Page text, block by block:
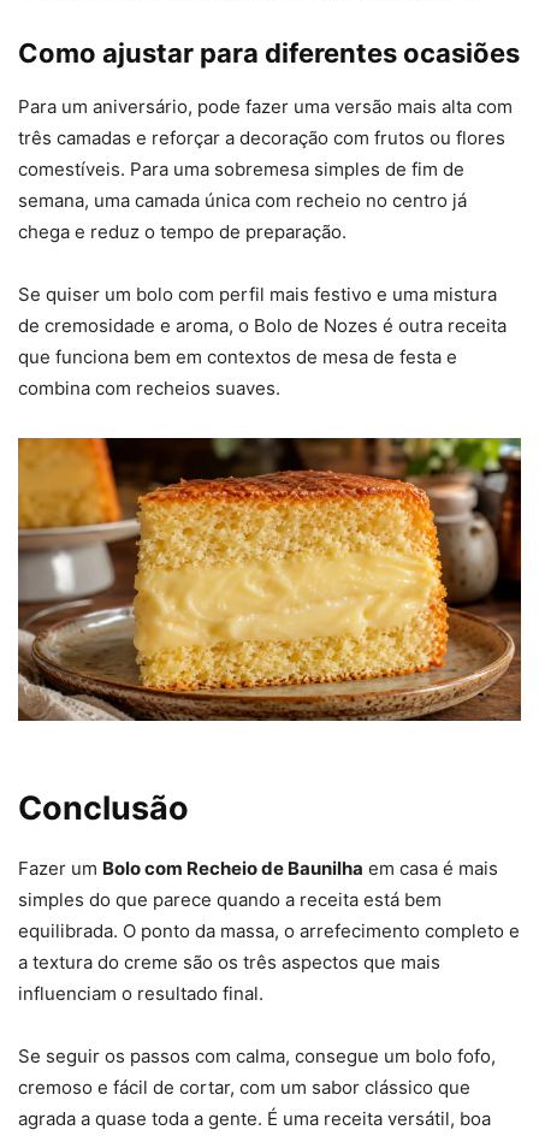
Como ajustar para diferentes ocasiões
Para um aniversário, pode fazer uma versão mais alta com
três camadas e reforçar a decoração com frutos ou flores
comestíveis. Para uma sobremesa simples de fim de
semana, uma camada única com recheio no centro já
chega e reduz o tempo de preparação.
Se quiser um bolo com perfil mais festivo e uma mistura
de cremosidade e aroma, o Bolo de Nozes é outra receita
que funciona bem em contextos de mesa de festa e
combina com recheios suaves.
Conclusão
Fazer um Bolo com Recheio de Baunilha em casa é mais
simples do que parece quando a receita está bem
equilibrada. O ponto da massa, o arrefecimento completo e
a textura do creme são os três aspectos que mais
influenciam o resultado final.
Se seguir os passos com calma, consegue um bolo fofo,
cremoso e fácil de cortar, com um sabor clássico que
agrada a quase toda a gente. É uma receita versátil, boa